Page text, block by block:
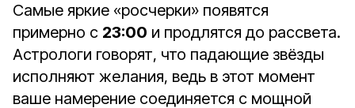
Самые яркие «росчерки» появятся
примерно с 23:00 и продлятся до рассвета.
Астрологи говорят, что падающие звёзды
исполняют желания, ведь в этот момент
ваше намерение соединяется с мощной